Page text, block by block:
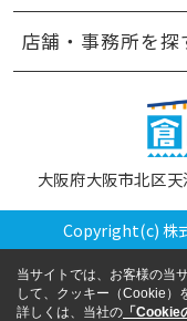
店舗・事務所を探
大阪府大阪市北区
Copyright(c) 株
当サイトでは、お客様の当
して、クッキー（Cookie）
詳しくは、当社の 「Cookie